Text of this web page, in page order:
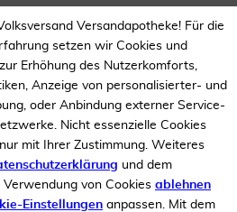
Überprüfung der
dieser Website
hier klicken
Versandapotheke! Für die
setzen wir Cookies und
Erhöhung des Nutzerkomforts,
Anzeige von personalisierter- und
oder Anbindung externer Service-
Nicht essenzielle Cookies
mit Ihrer Zustimmung. Weiteres
und dem
Verwendung von Cookies ablehnen
Einstellungen anpassen. Mit dem